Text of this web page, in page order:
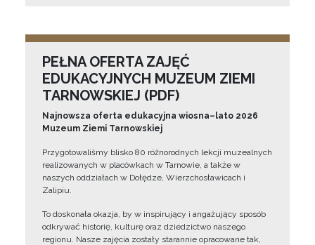
PEŁNA OFERTA ZAJĘĆ
EDUKACYJNYCH MUZEUM ZIEMI
TARNOWSKIEJ (PDF)
Najnowsza oferta edukacyjna wiosna–lato 2026
Muzeum Ziemi Tarnowskiej
Przygotowaliśmy blisko 80 różnorodnych lekcji muzealnych
realizowanych w placówkach w Tarnowie, a także w
naszych oddziałach w Dołędze, Wierzchosławicach i
Zalipiu.
To doskonała okazja, by w inspirujący i angażujący sposób
odkrywać historię, kulturę oraz dziedzictwo naszego
regionu. Nasze zajęcia zostały starannie opracowane tak,